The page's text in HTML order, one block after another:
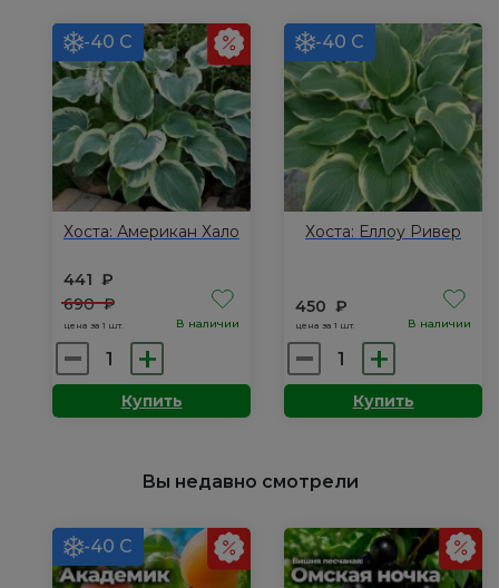
Фрост
Маус
Иэрс
-40 С
Хоста: Американ Хало
441 ₽
690₽
цена за 1 шт. В наличии
Количество
товара
Купить
-40 С
Хоста: Еллоу Ривер
450 ₽
цена за 1 шт. В наличии
Количество
товара
Купить
Вы недавно смотрели
-40 С